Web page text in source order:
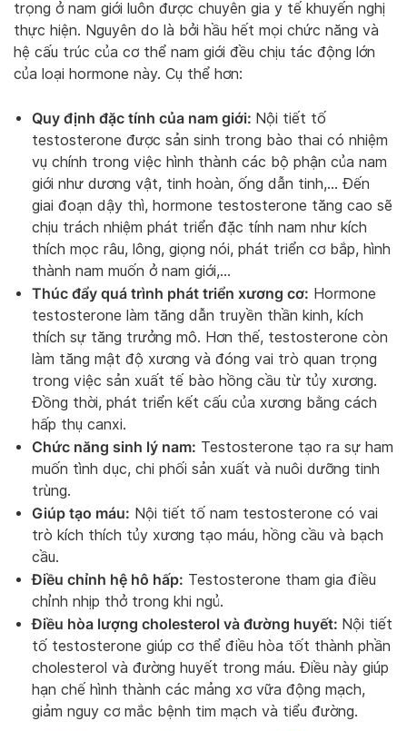
trọng ở nam giới luôn được chuyên gia y tế khuyến nghị
thực hiện. Nguyên do là bởi hầu hết mọi chức năng và
hệ cấu trúc của cơ thể nam giới đều chịu tác động lớn
của loại hormone này. Cụ thể hơn:
Quy định đặc tính của nam giới: Nội tiết tố
testosterone được sản sinh trong bào thai có nhiệm
vụ chính trong việc hình thành các bộ phận của nam
giới như dương vật, tinh hoàn, ống dẫn tinh,… Đến
giai đoạn dậy thì, hormone testosterone tăng cao sẽ
chịu trách nhiệm phát triển đặc tính nam như kích
thích mọc râu, lông, giọng nói, phát triển cơ bắp, hình
thành nam muốn ở nam giới,…
Thúc đẩy quá trình phát triển xương cơ: Hormone
testosterone làm tăng dẫn truyền thần kinh, kích
thích sự tăng trưởng mô. Hơn thế, testosterone còn
làm tăng mật độ xương và đóng vai trò quan trọng
trong việc sản xuất tế bào hồng cầu từ tủy xương.
Đồng thời, phát triển kết cấu của xương bằng cách
hấp thụ canxi.
Chức năng sinh lý nam: Testosterone tạo ra sự ham
muốn tình dục, chi phối sản xuất và nuôi dưỡng tinh
trùng.
Giúp tạo máu: Nội tiết tố nam testosterone có vai
trò kích thích tủy xương tạo máu, hồng cầu và bạch
cầu.
Điều chỉnh hệ hô hấp: Testosterone tham gia điều
chỉnh nhịp thở trong khi ngủ.
Điều hòa lượng cholesterol và đường huyết: Nội tiết
tố testosterone giúp cơ thể điều hòa tốt thành phần
cholesterol và đường huyết trong máu. Điều này giúp
hạn chế hình thành các mảng xơ vữa động mạch,
giảm nguy cơ mắc bệnh tim mạch và tiểu đường.